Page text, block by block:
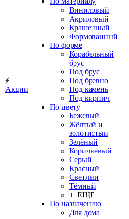
Акции
Виниловый
Акриловый
Крашенный
Формованный
По форме
Корабельный
брус
Под брус
Под бревно
Под камень
Под кирпич
По цвету
Бежевый
Жёлтый и
золотистый
Зелёный
Коричневый
Серый
Красный
Светлый
Тёмный
+ ЕЩЕ
По назначению
Для дома